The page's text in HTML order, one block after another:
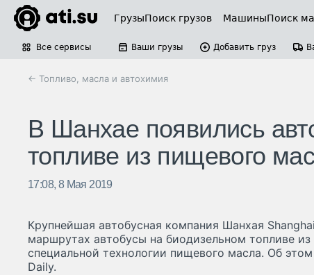
ГрузыПоиск грузов МашиныПоиск
Все сервисы Ваши грузы Добавить груз
← Топливо, масла и автохимия
В Шанхае появились
топливе из пищевого
17:08, 8 Мая 2019
Крупнейшая автобусная компания Шанхая
маршрутах автобусы на биодизельном топливе из
специальной технологии пищевого масла. Об
Daily.